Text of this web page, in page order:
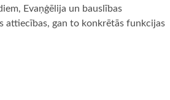
Evaņģēlija un bauslības
attiecības, gan to konkrētās funkcijas